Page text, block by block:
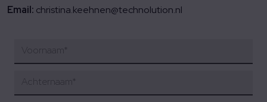
Email: christina.keehnen@technolution.nl
Voornaam *
Achternaam *